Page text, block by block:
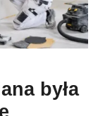
była